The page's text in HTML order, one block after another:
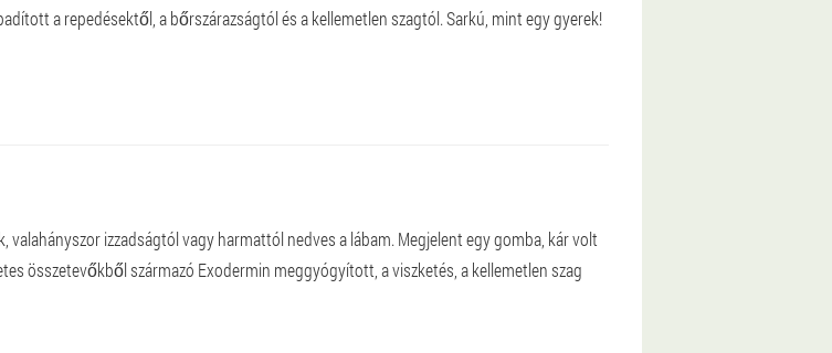
a repedésektől, a bőrszárazságtól és a kellemetlen szagtól. Sarkú, mint egy gyerek!
valahányszor izzadságtól vagy harmattól nedves a lábam. Megjelent egy gomba, kár volt
összetevőkből származó Exodermin meggyógyított, a viszketés, a kellemetlen szag